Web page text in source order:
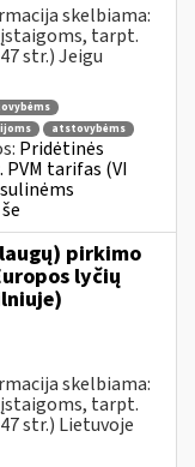
skelbiama:
tarpt.
str.) Jeigu
atstovybėms
Pridėtinės
tarifas (VI
pirkimo
lyčių
skelbiama:
tarpt.
str.) Lietuvoje